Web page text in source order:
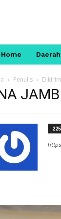
Home Daerah
Penulis